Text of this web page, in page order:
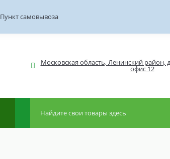
Пункт самовывоза
Московская область, Ленинский район,
офис 12